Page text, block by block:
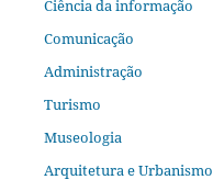
Ciência da informação
Comunicação
Administração
Turismo
Museologia
Arquitetura e Urbanismo